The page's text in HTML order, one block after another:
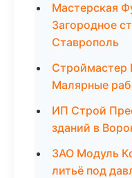
Мастерская
Загородное
Ставрополь
Строймастер
Малярные
ИП Строй
зданий в
ЗАО Модуль
литьё под